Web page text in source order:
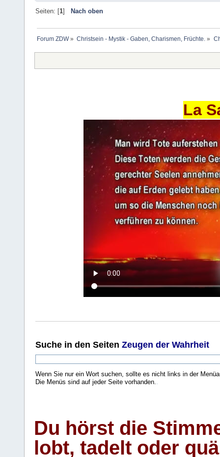
Seiten: [1] Nach oben
Forum ZDW» Christsein - Mystik - Gaben, Charismen, Früchte. »
La
Suche in den Seiten Zeugen der Wahrheit
Wenn Sie nur ein Wort suchen, sollte es nicht links in der
Die Menüs sind auf jeder Seite vorhanden..
Du hörst die
lobt, tadelt oder